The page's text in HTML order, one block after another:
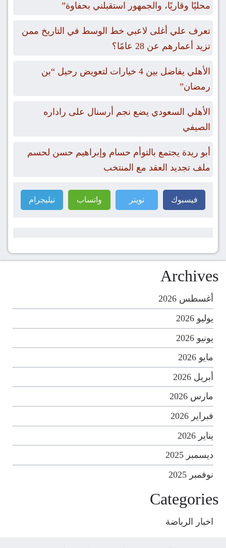
محليًا وقاريًا، والجمهور استقبلني بحفاوة”
تعرف علي أغلى لاعبي خط الوسط في التاريخ ممن
تزيد أعمارهم عن 28 عامًا؟
الأهلي يفاضل بين 4 خيارات لتعويض رحيل “بن
رمضان”
الأهلي السعودي يضع نجم أرسنال على راداره
الصيفي
أبو ريدة يجتمع بالتوأم حسام وإبراهيم حسن لحسم
ملف تجديد العقد مع المنتخب
فيسبوك تويتر واتساب تيليجرام
Archives
أغسطس 2026
يوليو 2026
يونيو 2026
مايو 2026
أبريل 2026
مارس 2026
فبراير 2026
يناير 2026
ديسمبر 2025
نوفمبر 2025
Categories
اخبار الرياضة